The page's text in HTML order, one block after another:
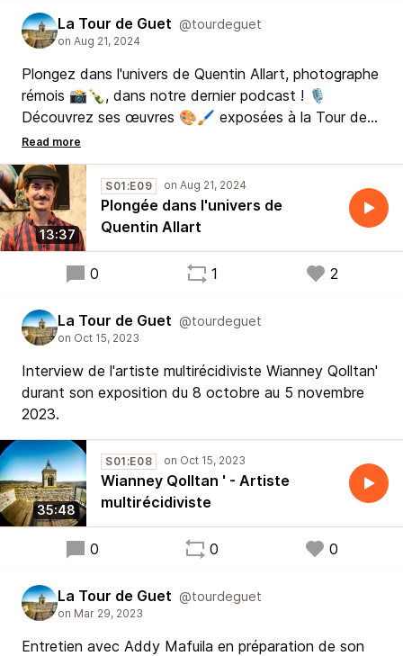
La Tour de Guet @tourdeguet
Plongez dans l'univers de Quentin Allart, photographe
rémois 📸🍾, dans notre dernier podcast ! 🎙️
Découvrez ses œuvres 🎨🖌️ exposées à la Tour de
Guet 🏰 en août 2024 et explorez ses inspirations et
son parcours artistique.
🎧️ Un échange captivant pour à écoutez dès
maintenant !
13:37
S01:E09
Plongée dans l'univers de
Quentin Allart
0 1 2
La Tour de Guet @tourdeguet
Interview de l'artiste multirécidiviste Wianney Qolltan'
durant son exposition du 8 octobre au 5 novembre
2023.
35:48
S01:E08
Wianney Qolltan ' - Artiste
multirécidiviste
0 0 0
La Tour de Guet @tourdeguet
Entretien avec Addy Mafuila en préparation de son